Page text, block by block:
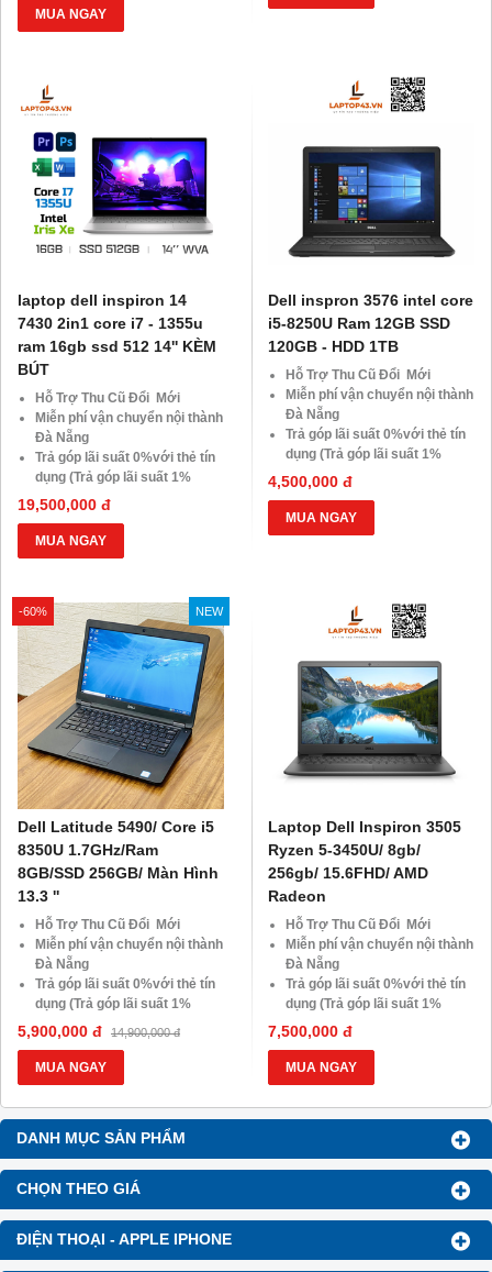
DANH MỤC SẢN PHẨM
CHỌN THEO GIÁ
ĐIỆN THOẠI - APPLE IPHONE
Giảm 20%khi nâng cấp Ram-
SSD
10.000 Voucher Giảm
Giá 500.000đ
MUA NGAY
SSD
Giá 500.000đ
laptop dell inspiron 14
7430 2in1 core i7 - 1355u
ram 16gb ssd 512 14'' KÈM
BÚT
Hỗ Trợ Thu Cũ Đổi Mới
Miễn phí vận chuyển nội thành
Đà Nẵng
Trả góp lãi suất 0%với thẻ tín
dụng (Trả góp lãi suất 1%
HDsaison - chỉ cần CMND
BLX hoặc hộ khẩu gốc )
Giảm 20%khi nâng cấp Ram-
SSD
khách hàng ở xa, HSSV . Săn
10.000 Voucher Giảm
Giá 500.000đ
19,500,000 đ
MUA NGAY
Dell inspron 3576 intel core
i5-8250U Ram 12GB SSD
120GB - HDD 1TB
Hỗ Trợ Thu Cũ Đổi Mới
Miễn phí vận chuyển nội thành
Đà Nẵng
Trả góp lãi suất 0%với thẻ tín
dụng (Trả góp lãi suất 1%
HDsaison - chỉ cần CMND
BLX hoặc hộ khẩu gốc )
Giảm 20%khi nâng cấp Ram-
SSD
Giá 500.000đ
4,500,000 đ
MUA NGAY
-60% NEW
Dell Latitude 5490/ Core i5
8350U 1.7GHz/Ram
8GB/SSD 256GB/ Màn Hình
13.3 ''
Hỗ Trợ Thu Cũ Đổi Mới
Miễn phí vận chuyển nội thành
Đà Nẵng
Trả góp lãi suất 0%với thẻ tín
dụng (Trả góp lãi suất 1%
HDsaison - chỉ cần CMND
BLX hoặc hộ khẩu gốc )
Giảm 20%khi nâng cấp Ram-
SSD
khách hàng ở xa, HSSV . Săn
10.000 Voucher Giảm
Giá 500.000đ
5,900,000 đ 14,900,000 đ
MUA NGAY
Laptop Dell Inspiron 3505
Ryzen 5-3450U/ 8gb/
256gb/ 15.6FHD/ AMD
Radeon
Hỗ Trợ Thu Cũ Đổi Mới
Miễn phí vận chuyển nội thành
Đà Nẵng
Trả góp lãi suất 0%với thẻ tín
dụng (Trả góp lãi suất 1%
HDsaison - chỉ cần CMND
BLX hoặc hộ khẩu gốc )
Giảm 20%khi nâng cấp Ram-
SSD
khách hàng ở xa, HSSV . Săn
Giá 500.000đ
7,500,000 đ
MUA NGAY